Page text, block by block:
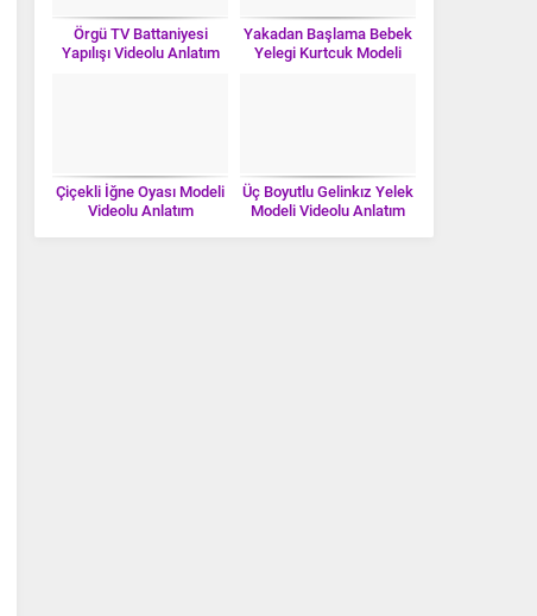
Örgü TV Battaniyesi
Yapılışı Videolu Anlatım
Yakadan Başlama Bebek
Yelegi Kurtcuk Modeli
Çiçekli İğne Oyası Modeli
Videolu Anlatım
Üç Boyutlu Gelinkız Yelek
Modeli Videolu Anlatım